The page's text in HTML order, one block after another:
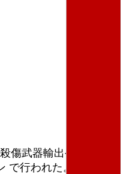
傷武器輸出やめろ！
行われた。冷たい